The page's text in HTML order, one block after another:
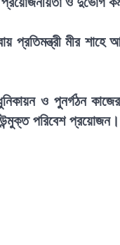
প্রতিমন্ত্রী মীর
ও পুনর্গঠন
পরিবেশ